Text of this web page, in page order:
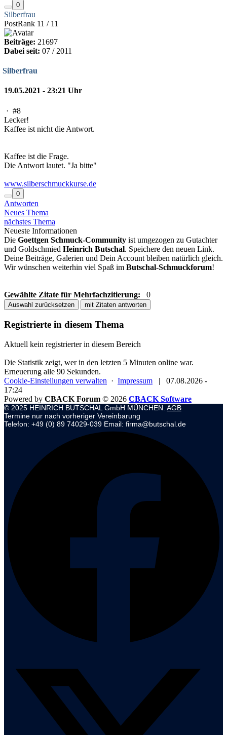
0
Silberfrau
PostRank 11 / 11
Beiträge: 21697
Dabei seit: 07 / 2011
Silberfrau
19.05.2021 - 23:21 Uhr
· #8
Lecker!
Kaffee ist nicht die Antwort.
Kaffee ist die Frage.
Die Antwort lautet. "Ja bitte"
www.silberschmuckkurse.de
0
Antworten
Neues Thema
nächstes Thema
Neueste Informationen
Die Goettgen Schmuck-Community ist umgezogen zu Gutachter
und Goldschmied Heinrich Butschal. Speichere den neuen Link.
Deine Beiträge, Galerien und Dein Account bleiben natürlich gleich.
Wir wünschen weiterhin viel Spaß im Butschal-Schmuckforum!
Gewählte Zitate für Mehrfachzitierung: 0
Auswahl zurücksetzen mit Zitaten antworten
Registrierte in diesem Thema
Aktuell kein registrierter in diesem Bereich
Die Statistik zeigt, wer in den letzten 5 Minuten online war.
Erneuerung alle 90 Sekunden.
Cookie-Einstellungen verwalten · Impressum |
07.08.2026 -
17:24
Powered by CBACK Forum © 2026 CBACK Software
© 2025 HEINRICH BUTSCHAL GmbH MÜNCHEN. AGB
Termine nur nach vorheriger Vereinbarung
Telefon: +49 (0) 89 74029-039 Email: firma@butschal.de